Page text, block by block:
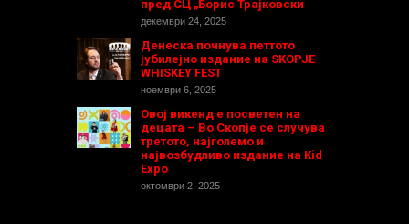
пред СЦ „Борис Трајковски
декември 24, 2025
Денеска почнува петтото
јубилејно издание на SKOPJE
WHISKEY FEST
ноември 6, 2025
Овој викенд е посветен на
децата – Во Скопје се случува
третото, најголемо и
највозбудливо издание на Kid
Expo
октомври 2, 2025